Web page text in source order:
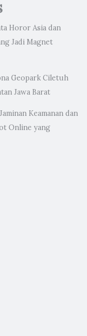
Horor Asia dan
Jadi Magnet
Geopark Ciletuh
Jawa Barat
Jaminan Keamanan dan
Online yang